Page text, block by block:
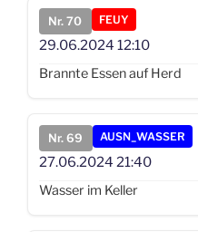
Nr. 70 FEUY
29.06.2024 12:10
Brannte Essen auf Herd
Nr. 69 AUSN_WASSER
27.06.2024 21:40
Wasser im Keller